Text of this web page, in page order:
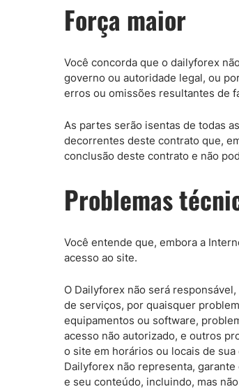
Força maior
Você concorda que o dailyforex
governo ou autoridade legal, ou
erros ou omissões resultantes de
As partes serão isentas de todas
decorrentes deste contrato que,
conclusão deste contrato e não
Problemas
Você entende que, embora a
acesso ao site.
O Dailyforex não será
de serviços, por quaisquer
equipamentos ou software,
acesso não autorizado, e outros
o site em horários ou locais de
Dailyforex não representa,
e seu conteúdo, incluindo, mas